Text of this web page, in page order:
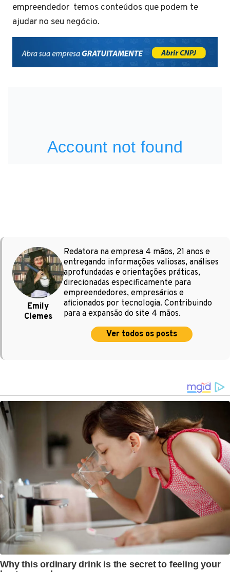
empreendedor temos conteúdos que podem te
ajudar no seu negócio.
Emily
Clemes
Redatora na empresa 4 mãos, 21 anos e
entregando informações valiosas, análises
aprofundadas e orientações práticas,
direcionadas especificamente para
empreendedores, empresários e
aficionados por tecnologia. Contribuindo
para a expansão do site 4 mãos.
Ver todos os posts